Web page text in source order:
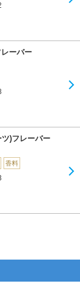
ーバー
)フレーバー
香料